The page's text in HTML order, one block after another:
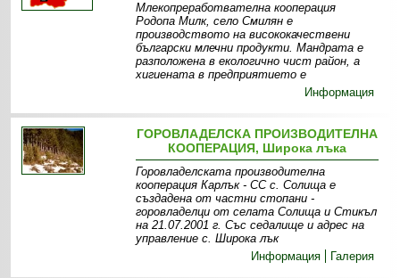
Млекопреработвателна кооперация
Родопа Милк, село Смилян е
производството на висококачествени
български млечни продукти. Мандрата е
разположена в екологично чист район, а
хигиената в предприятието е
Информация
ГОРОВЛАДЕЛСКА ПРОИЗВОДИТЕЛНА
КООПЕРАЦИЯ, Широка лъка
Горовладелската производителна
кооперация Карлък - СС с. Солища е
създадена от частни стопани -
горовладелци от селата Солища и Стикъл
на 21.07.2001 г. Със седалище и адрес на
управление с. Широка лък
Информация
Галерия